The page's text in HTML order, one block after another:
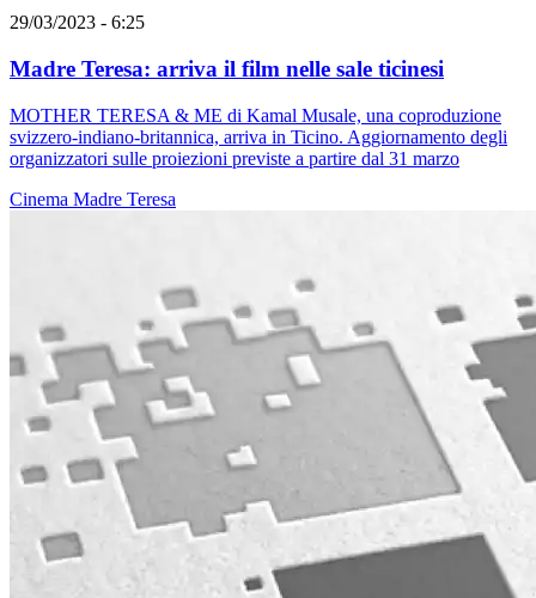
29/03/2023 - 6:25
Madre Teresa: arriva il film nelle sale ticinesi
MOTHER TERESA & ME di Kamal Musale, una coproduzione
svizzero-indiano-britannica, arriva in Ticino. Aggiornamento degli
organizzatori sulle proiezioni previste a partire dal 31 marzo
Cinema Madre Teresa